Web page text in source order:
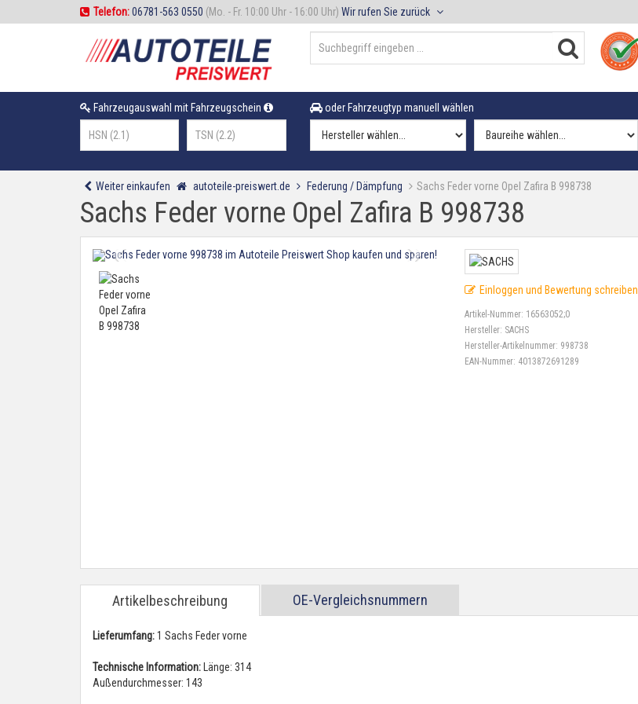
Telefon:06781-563 0550 (Mo. - Fr. 10:00 Uhr - 16:00 Uhr) Wir rufen Sie zurück
Fahrzeugauswahl mit Fahrzeugschein oder Fahrzeugtyp manuell wählen
Weiter einkaufen autoteile-preiswert.de Federung / Dämpfung Sachs Feder vorne Opel Zafira B 998738
Sachs Feder vorne Opel Zafira B 998738
Einloggen und Bewertung schreiben
Artikel-Nummer: 16563052;0
Hersteller: SACHS
Hersteller-Artikelnummer: 998738
EAN-Nummer: 4013872691289
Artikelbeschreibung OE-Vergleichsnummern
Lieferumfang:1 Sachs Feder vorne
Technische Information: Länge: 314
Außendurchmesser: 143